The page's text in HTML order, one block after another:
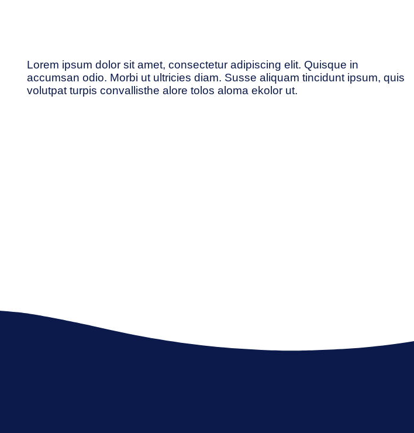
Lorem ipsum dolor sit amet, consectetur adipiscing elit. Quisque in
accumsan odio. Morbi ut ultricies diam. Susse aliquam tincidunt ipsum, quis
volutpat turpis convallisthe alore tolos aloma ekolor ut.